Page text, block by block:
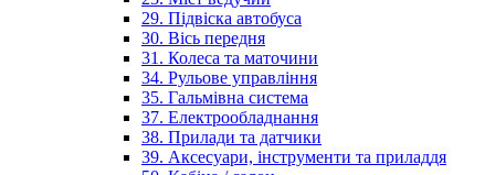
29. Підвіска автобуса
30. Вісь передня
31. Колеса та маточини
34. Рульове управління
35. Гальмівна система
37. Електрообладнання
38. Прилади та датчики
39. Аксесуари, інструменти та приладдя